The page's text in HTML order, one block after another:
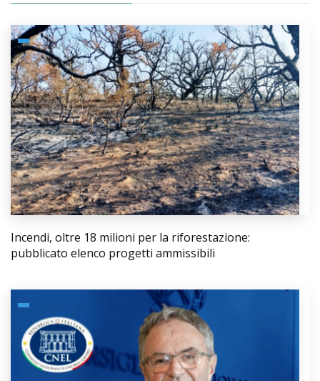
Incendi, oltre 18 milioni per la riforestazione:
pubblicato elenco progetti ammissibili